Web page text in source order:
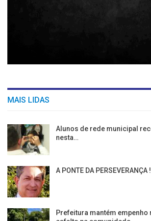
MAIS LIDAS
Alunos de rede municipal
nesta…
A PONTE DA PERSEVERANÇA !
Prefeitura mantém empenho